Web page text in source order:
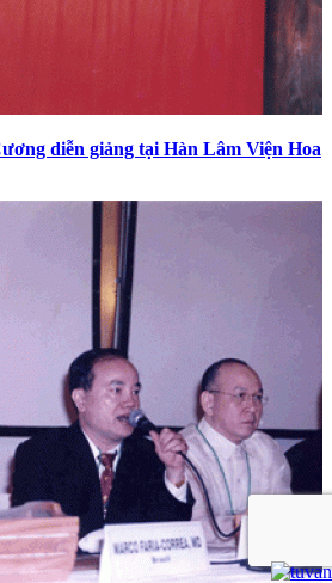
diễn giảng tại Hàn Lâm Viện Hoa